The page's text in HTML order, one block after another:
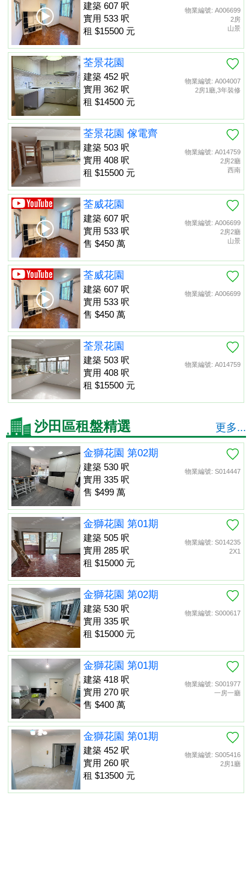
物業編號: A006699
2房
山景
建築 607 呎
實用 533 呎
租 $15500 元
物業編號: A004007
2房1廳,3年裝修
荃景花園
建築 452 呎
實用 362 呎
租 $14500 元
物業編號: A014759
2房2廳
西南
荃景花園 傢電齊
建築 503 呎
實用 408 呎
租 $15500 元
物業編號: A006699
2房2廳
山景
荃威花園
建築 607 呎
實用 533 呎
售 $450 萬
物業編號: A006699
荃威花園
建築 607 呎
實用 533 呎
售 $450 萬
物業編號: A014759
荃景花園
建築 503 呎
實用 408 呎
租 $15500 元
沙田區租盤精選 更多...
物業編號: S014447
金獅花園 第02期
建築 530 呎
實用 335 呎
售 $499 萬
物業編號: S014235
2X1
金獅花園 第01期
建築 505 呎
實用 285 呎
租 $15000 元
物業編號: S000617
金獅花園 第02期
建築 530 呎
實用 335 呎
租 $15000 元
物業編號: S001977
一房一廳
金獅花園 第01期
建築 418 呎
實用 270 呎
售 $400 萬
物業編號: S005416
2房1廳
金獅花園 第01期
建築 452 呎
實用 260 呎
租 $13500 元